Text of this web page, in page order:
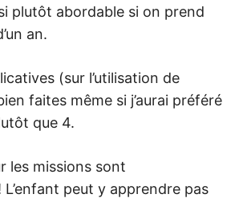
plutôt abordable si on prend
an.
(sur l’utilisation de
faites même si j’aurai préféré
que 4.
les missions sont
peut y apprendre pas